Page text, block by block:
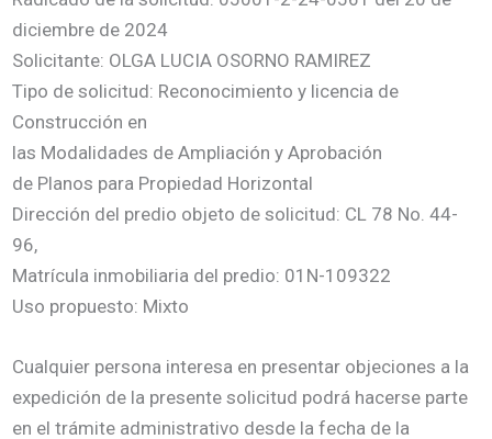
diciembre de 2024
Solicitante: OLGA LUCIA OSORNO RAMIREZ
Tipo de solicitud: Reconocimiento y licencia de
Construcción en
las Modalidades de Ampliación y Aprobación
de Planos para Propiedad Horizontal
Dirección del predio objeto de solicitud: CL 78 No. 44-
96,
Matrícula inmobiliaria del predio: 01N-109322
Uso propuesto: Mixto
Cualquier persona interesa en presentar objeciones a la
expedición de la presente solicitud podrá hacerse parte
en el trámite administrativo desde la fecha de la